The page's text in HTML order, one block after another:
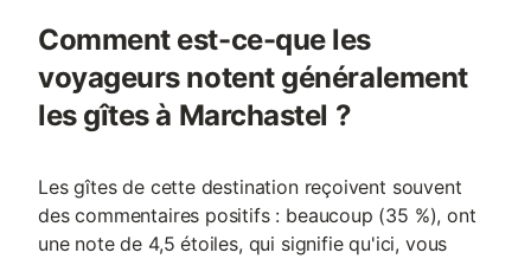
Comment est-ce-que les
voyageurs notent généralement
les gîtes à Marchastel ?
Les gîtes de cette destination reçoivent souvent
des commentaires positifs : beaucoup (35 %), ont
une note de 4,5 étoiles, qui signifie qu'ici, vous